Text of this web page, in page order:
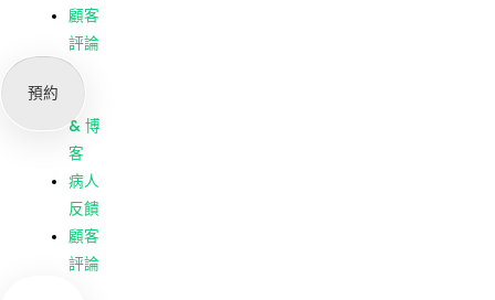
關於
我們
公司
新聞
& 博
客
病人
反饋
顧客
評論
顧客
評論
預約